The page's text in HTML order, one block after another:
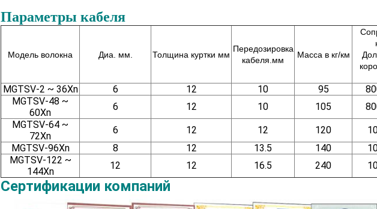
Параметры кабеля
Модель волокна Диа. мм. Толщина куртки мм
Передозировка
кабеля. мм
Масса в кг/км
MGTSV-2 ~ 36Xn 6 12 10 95
MGTSV-48 ~
60Xn
6 12 10 105
MGTSV-64 ~
72Xn
6 12 12 120
MGTSV-96Xn
8 12 13.5 140
MGTSV-122 ~
144Xn
12 12 16.5 240
Сертификации компаний